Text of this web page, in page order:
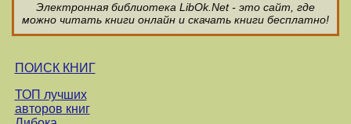
Электронная библиотека LibOk.Net - это сайт, где
можно читать книги онлайн и скачать книги бесплатно!
ПОИСК КНИГ
ТОП лучших
авторов книг